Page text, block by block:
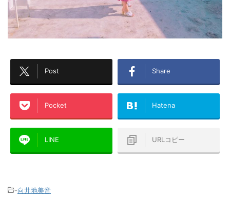
Post Share
Pocket Hatena
LINE URLコピー
-向井地美音